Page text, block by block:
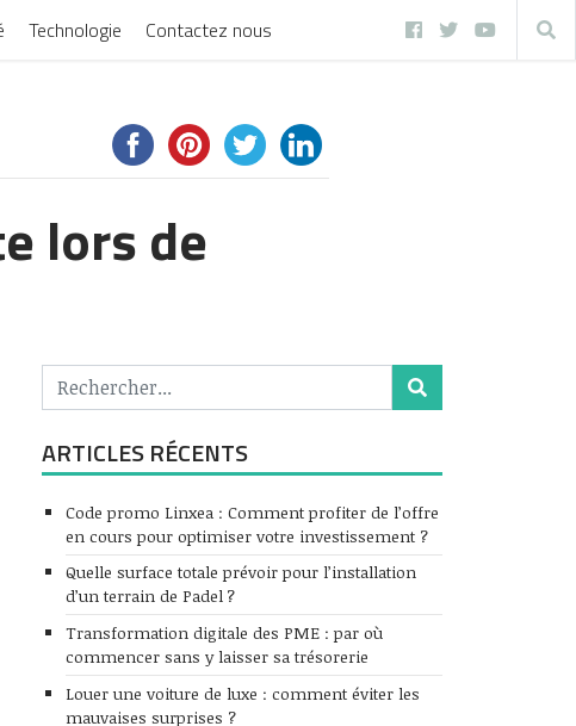
Technologie Contactez nous
lors de
ARTICLES RÉCENTS
Code promo Linxea : Comment profiter de l’offre
en cours pour optimiser votre investissement ?
Quelle surface totale prévoir pour l’installation
d’un terrain de Padel ?
Transformation digitale des PME : par où
commencer sans y laisser sa trésorerie
Louer une voiture de luxe : comment éviter les
mauvaises surprises ?